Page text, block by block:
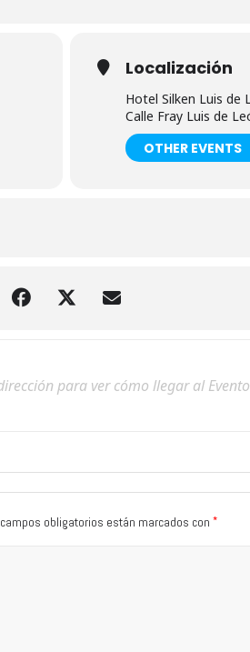
Localización
Hotel Silken Luis de
Calle Fray Luis de
OTHER EVENTS
obligatorios están marcados con *